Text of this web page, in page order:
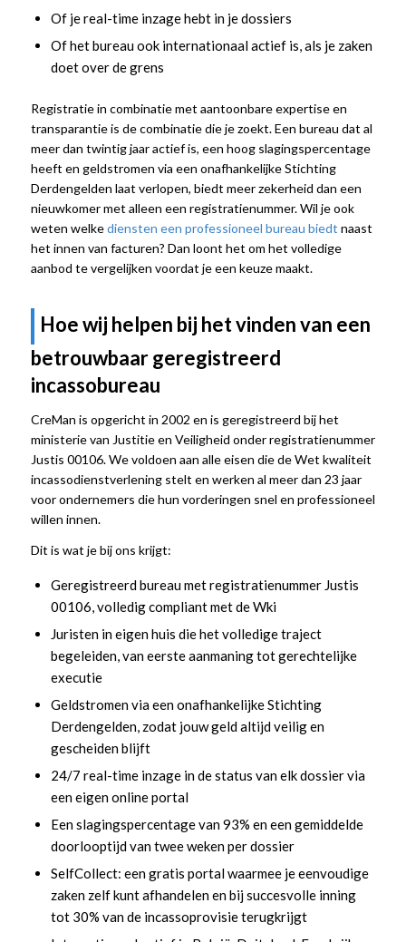
Of je real-time inzage hebt in je dossiers
Of het bureau ook internationaal actief is, als je zaken
doet over de grens
Registratie in combinatie met aantoonbare expertise en
transparantie is de combinatie die je zoekt. Een bureau dat al
meer dan twintig jaar actief is, een hoog slagingspercentage
heeft en geldstromen via een onafhankelijke Stichting
Derdengelden laat verlopen, biedt meer zekerheid dan een
nieuwkomer met alleen een registratienummer. Wil je ook
weten welkediensten een professioneel bureau biedt naast
het innen van facturen? Dan loont het om het volledige
aanbod te vergelijken voordat je een keuze maakt.
Hoe wij helpen bij het vinden van een
betrouwbaar geregistreerd
incassobureau
CreMan is opgericht in 2002 en is geregistreerd bij het
ministerie van Justitie en Veiligheid onder registratienummer
Justis 00106. We voldoen aan alle eisen die de Wet kwaliteit
incassodienstverlening stelt en werken al meer dan 23 jaar
voor ondernemers die hun vorderingen snel en professioneel
willen innen.
Dit is wat je bij ons krijgt:
Geregistreerd bureau met registratienummer Justis
00106, volledig compliant met de Wki
Juristen in eigen huis die het volledige traject
begeleiden, van eerste aanmaning tot gerechtelijke
executie
Geldstromen via een onafhankelijke Stichting
Derdengelden, zodat jouw geld altijd veilig en
gescheiden blijft
24/7 real-time inzage in de status van elk dossier via
een eigen online portal
Een slagingspercentage van 93% en een gemiddelde
doorlooptijd van twee weken per dossier
SelfCollect: een gratis portal waarmee je eenvoudige
zaken zelf kunt afhandelen en bij succesvolle inning
tot 30% van de incassoprovisie terugkrijgt